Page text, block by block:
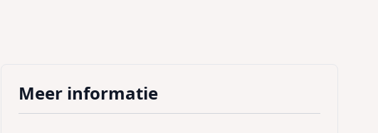
Meer informatie